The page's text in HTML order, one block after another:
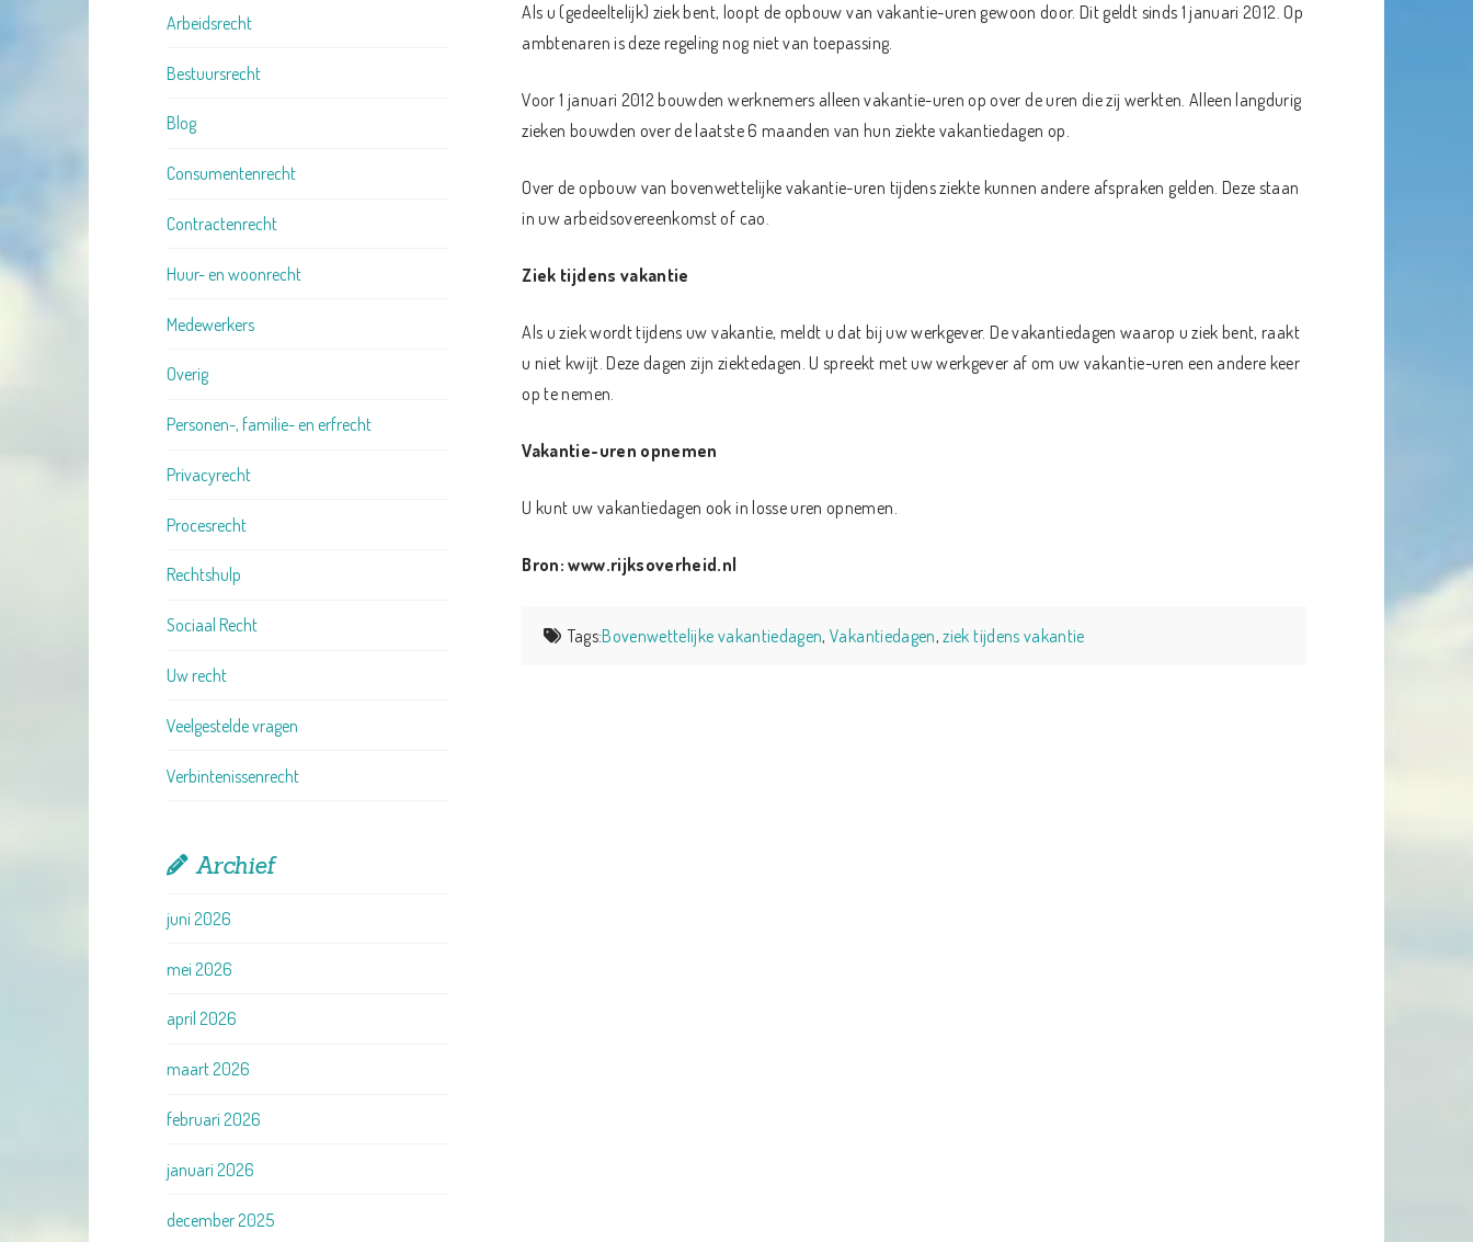
Als u (gedeeltelijk) ziek bent, loopt de opbouw van vakantie-uren gewoon door. Dit geldt sinds 1 januari 2012. Op
ambtenaren is deze regeling nog niet van toepassing.
Voor 1 januari 2012 bouwden werknemers alleen vakantie-uren op over de uren die zij werkten. Alleen langdurig
zieken bouwden over de laatste 6 maanden van hun ziekte vakantiedagen op.
Over de opbouw van bovenwettelijke vakantie-uren tijdens ziekte kunnen andere afspraken gelden. Deze staan
in uw arbeidsovereenkomst of cao.
Ziek tijdens vakantie
Als u ziek wordt tijdens uw vakantie, meldt u dat bij uw werkgever. De vakantiedagen waarop u ziek bent, raakt
u niet kwijt. Deze dagen zijn ziektedagen. U spreekt met uw werkgever af om uw vakantie-uren een andere keer
op te nemen.
Vakantie-uren opnemen
U kunt uw vakantiedagen ook in losse uren opnemen.
Bron: www.rijksoverheid.nl
Tags:Bovenwettelijke vakantiedagen,Vakantiedagen,ziek tijdens vakantie
Arbeidsrecht
Bestuursrecht
Blog
Consumentenrecht
Contractenrecht
Huur- en woonrecht
Medewerkers
Overig
Personen-, familie- en erfrecht
Privacyrecht
Procesrecht
Rechtshulp
Sociaal Recht
Uw recht
Veelgestelde vragen
Verbintenissenrecht
Archief
juni 2026
mei 2026
april 2026
maart 2026
februari 2026
januari 2026
december 2025